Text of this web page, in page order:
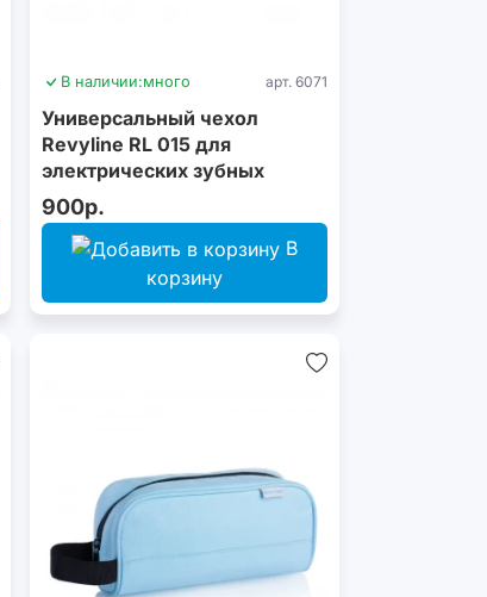
В наличии:много арт. 6071
Универсальный чехол
Revyline RL 015 для
электрических зубных
щеток, серый
900р.
В
корзину